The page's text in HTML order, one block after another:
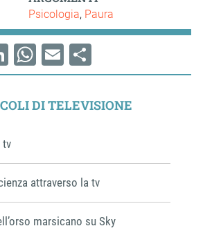
Psicologia Paura
WhatsApp
EmailShare
DI TELEVISIONE
tv
attraverso la tv
marsicano su Sky